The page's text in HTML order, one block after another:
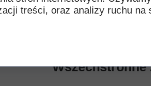
nóżki i rączki
idealnym wyborem
temperatury do
czyni palenisko
treści, oraz analizy ruchu na